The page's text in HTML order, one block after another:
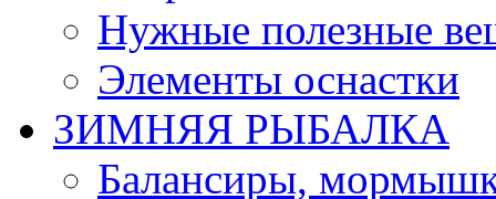
Нужные полезные
Элементы оснастки
ЗИМНЯЯ РЫБАЛКА
Балансиры,